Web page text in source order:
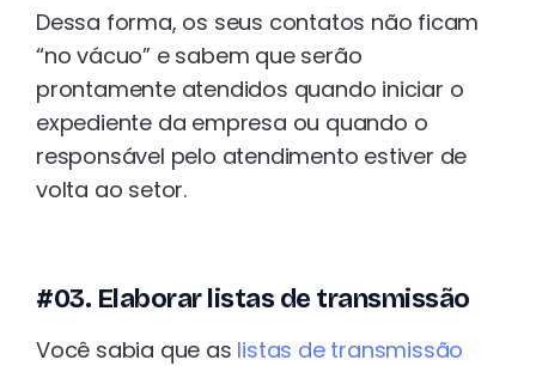
Dessa forma, os seus contatos não ficam
“no vácuo” e sabem que serão
prontamente atendidos quando iniciar o
expediente da empresa ou quando o
responsável pelo atendimento estiver de
volta ao setor.
#03. Elaborar listas de transmissão
Você sabia que as listas de transmissão